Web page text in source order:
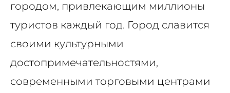
городом, привлекающим миллионы
туристов каждый год. Город славится
своими культурными
достопримечательностями,
современными торговыми центрами